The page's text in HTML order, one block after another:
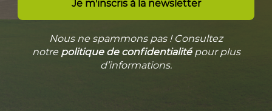
Nous ne spammons pas ! Consultez
notre politique de confidentialitépour plus
d’informations.